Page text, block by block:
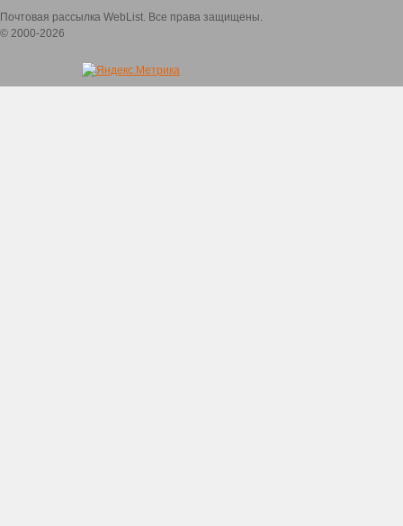
Почтовая рассылка WebList. Все права защищены.
© 2000-2026